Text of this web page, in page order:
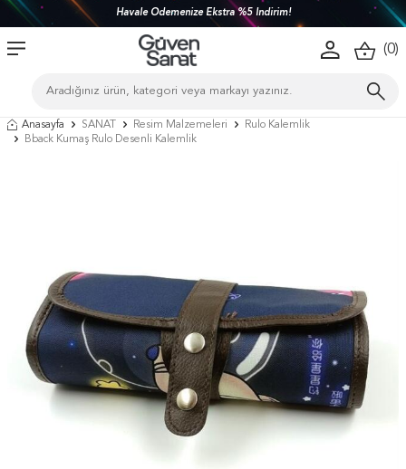
Havale Ödemenize Ekstra %5 İndirim!
(0)
Anasayfa SANAT Resim Malzemeleri
Rulo Kalemlik
Bback Kumaş Rulo Desenli Kalemlik